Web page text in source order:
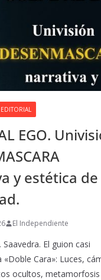
EDITORIAL
EGO.
y estética de
El Independiente
Saavedra. El guion casi
Cara»: Luces,
ocultos, metamorfosis